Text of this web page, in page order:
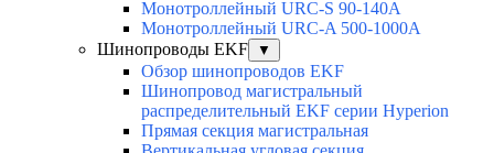
Монотроллейный URC-S 90-140A
Монотроллейный URC-A 500-1000A
Шинопроводы EKF
▼
Обзор шинопроводов EKF
Шинопровод магистральный
распределительный EKF серии Hyperion
Прямая секция магистральная